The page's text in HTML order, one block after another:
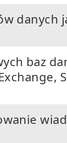
danych
baz